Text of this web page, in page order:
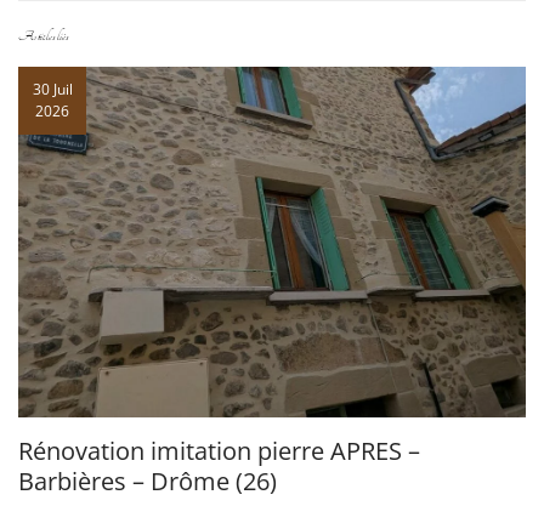
Articles liés
30 Juil
2026
Rénovation imitation pierre APRES –
Barbières – Drôme (26)